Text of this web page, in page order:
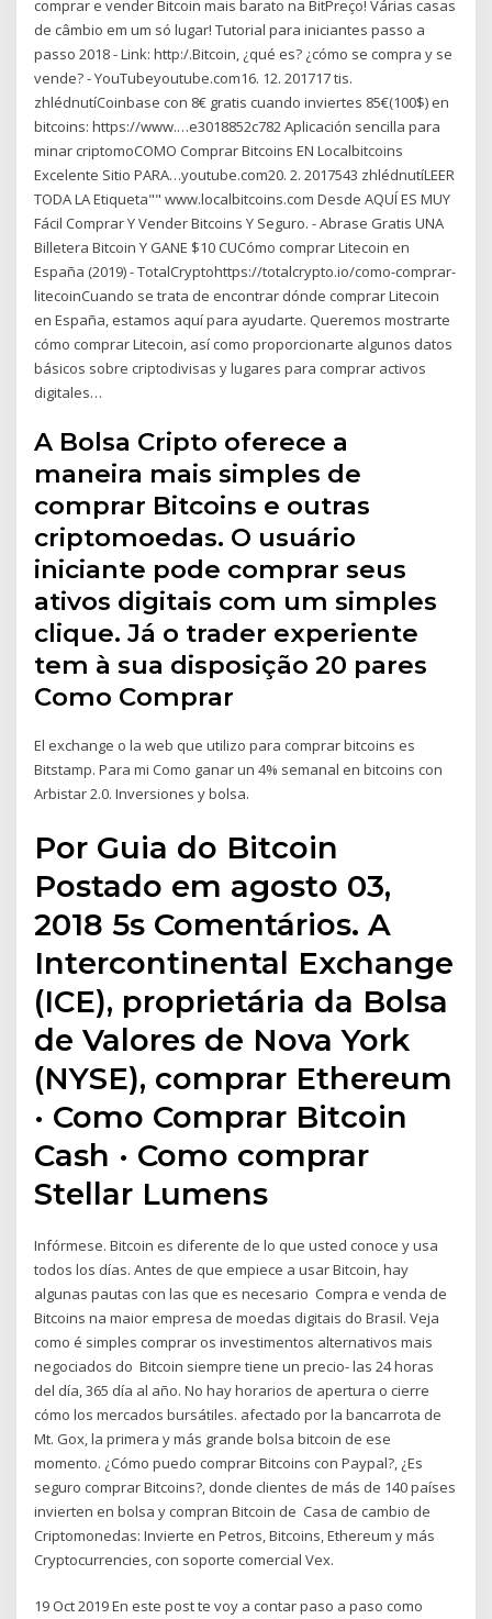
comprar e vender Bitcoin mais barato na BitPreço! Várias casas
de câmbio em um só lugar! Tutorial para iniciantes passo a
passo 2018 - Link: http:/.Bitcoin, ¿qué es? ¿cómo se compra y se
vende? - YouTubeyoutube.com16. 12. 201717 tis.
zhlédnutíCoinbase con 8€ gratis cuando inviertes 85€(100$) en
bitcoins: https://www.…e3018852c782 Aplicación sencilla para
minar criptomoCOMO Comprar Bitcoins EN Localbitcoins
Excelente Sitio PARA…youtube.com20. 2. 2017543 zhlédnutíLEER
TODA LA Etiqueta"" www.localbitcoins.com Desde AQUÍ ES MUY
Fácil Comprar Y Vender Bitcoins Y Seguro. - Abrase Gratis UNA
Billetera Bitcoin Y GANE $10 CUCómo comprar Litecoin en
España (2019) - TotalCryptohttps://totalcrypto.io/como-comprar-
litecoinCuando se trata de encontrar dónde comprar Litecoin
en España, estamos aquí para ayudarte. Queremos mostrarte
cómo comprar Litecoin, así como proporcionarte algunos datos
básicos sobre criptodivisas y lugares para comprar activos
digitales…
A Bolsa Cripto oferece a
maneira mais simples de
comprar Bitcoins e outras
criptomoedas. O usuário
iniciante pode comprar seus
ativos digitais com um simples
clique. Já o trader experiente
tem à sua disposição 20 pares
Como Comprar
El exchange o la web que utilizo para comprar bitcoins es
Bitstamp. Para mi Como ganar un 4% semanal en bitcoins con
Arbistar 2.0. Inversiones y bolsa.
Por Guia do Bitcoin
Postado em agosto 03,
2018 5s Comentários. A
Intercontinental Exchange
(ICE), proprietária da Bolsa
de Valores de Nova York
(NYSE), comprar Ethereum
· Como Comprar Bitcoin
Cash · Como comprar
Stellar Lumens
Infórmese. Bitcoin es diferente de lo que usted conoce y usa
todos los días. Antes de que empiece a usar Bitcoin, hay
algunas pautas con las que es necesario Compra e venda de
Bitcoins na maior empresa de moedas digitais do Brasil. Veja
como é simples comprar os investimentos alternativos mais
negociados do Bitcoin siempre tiene un precio- las 24 horas
del día, 365 día al año. No hay horarios de apertura o cierre
cómo los mercados bursátiles. afectado por la bancarrota de
Mt. Gox, la primera y más grande bolsa bitcoin de ese
momento. ¿Cómo puedo comprar Bitcoins con Paypal?, ¿Es
seguro comprar Bitcoins?, donde clientes de más de 140 países
invierten en bolsa y compran Bitcoin de Casa de cambio de
Criptomonedas: Invierte en Petros, Bitcoins, Ethereum y más
Cryptocurrencies, con soporte comercial Vex.
19 Oct 2019 En este post te voy a contar paso a paso como